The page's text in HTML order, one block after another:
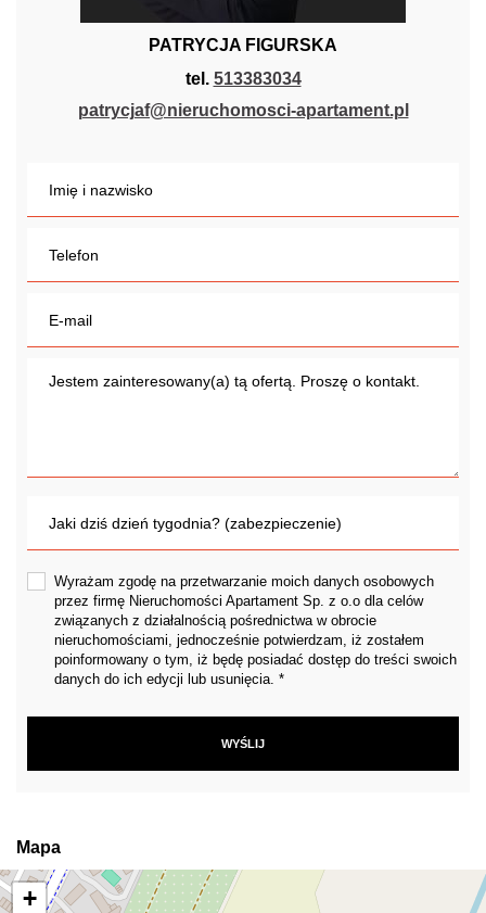
PATRYCJA FIGURSKA
tel. 513383034
patrycjaf@nieruchomosci-apartament.pl
Wyrażam zgodę na przetwarzanie moich danych osobowych
przez firmę Nieruchomości Apartament Sp. z o.o dla celów
związanych z działalnością pośrednictwa w obrocie
nieruchomościami, jednocześnie potwierdzam, iż zostałem
poinformowany o tym, iż będę posiadać dostęp do treści swoich
danych do ich edycji lub usunięcia. *
Mapa
+